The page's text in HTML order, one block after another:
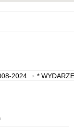
2024 *